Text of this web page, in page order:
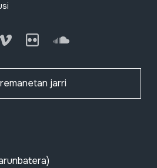
Vimeo Flickr SoundCloud
jarri